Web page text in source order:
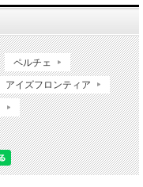
ペルチェ
アイズフロンティア